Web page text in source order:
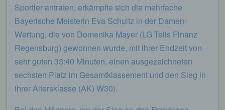
Sportler antraten, erkämpfte sich die mehrfache
Bayerische Meisterin Eva Schultz in der Damen-
Wertung, die von Domenika Mayer (LG Telis Finanz
Regensburg) gewonnen wurde, mit ihrer Endzeit von
sehr guten 33:40 Minuten, einen ausgezeichneten
sechsten Platz im Gesamtklassement und den Sieg in
ihrer Altersklasse (AK) W30).